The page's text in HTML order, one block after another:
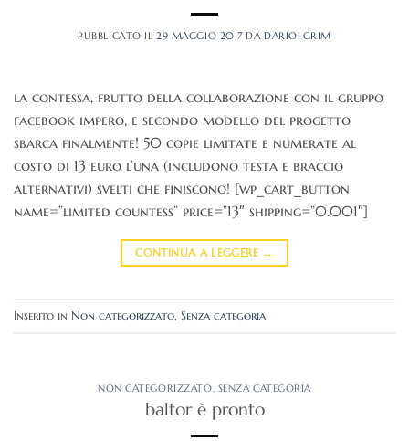
PUBBLICATO IL29 MAGGIO 2017 DADARIO-GRIM
la contessa, frutto della collaborazione con il gruppo
facebook impero, e secondo modello del progetto
sbarca finalmente! 50 copie limitate e numerate al
costo di 13 euro l’una (includono testa e braccio
alternativi) svelti che finiscono! [wp_cart_button
name=”limited countess” price=”13″ shipping=”0.001″]
CONTINUA A LEGGERE →
Inserito in Non categorizzato, Senza categoria
NON CATEGORIZZATO SENZA CATEGORIA
baltor è pronto